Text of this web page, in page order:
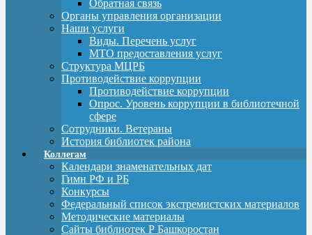
Обратная связь
Органы управления организации
Наши услуги
Виды. Перечень услуг
МТО предоставления услуг
Структура МЦРБ
Противодействие коррупции
Противодействие коррупции
Опрос. Уровень коррупции в библиотечной
сфере
Сотрудники. Ветераны
История библиотек района
Коллегам
Календари знаменательных дат
Гимн РФ и РБ
Конкурсы
Федеральный список экстремистских материалов
Методические материалы
Сайты библиотек Р Башкоростан